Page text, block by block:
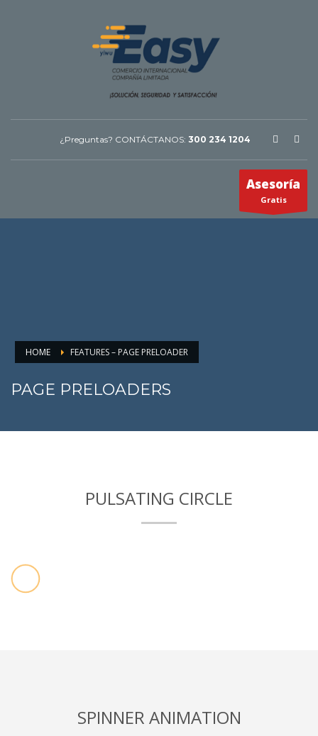
¿Preguntas? CONTÁCTANOS: 300 234 1204
Asesoría
Gratis
HOME FEATURES – PAGE PRELOADER
PAGE PRELOADERS
PULSATING CIRCLE
SPINNER ANIMATION